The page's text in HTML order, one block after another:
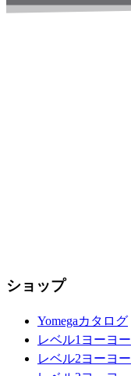
ショップ
Yomegaカタログ
レベル1ヨーヨー
レベル2ヨーヨー